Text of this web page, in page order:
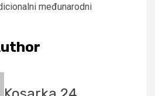
međunarodni